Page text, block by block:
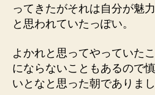
ってきたがそれは自分が魅
と思われていたっぽい。
よかれと思ってやっていた
にならないこともあるので
いとなと思った朝でありまし